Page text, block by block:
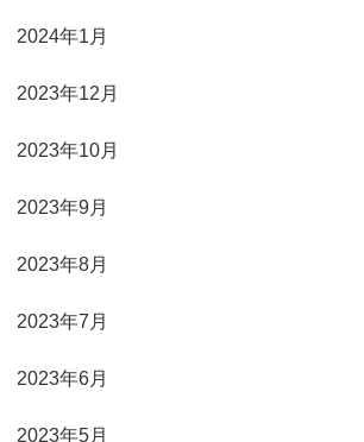
2024年1月
2023年12月
2023年10月
2023年9月
2023年8月
2023年7月
2023年6月
2023年5月